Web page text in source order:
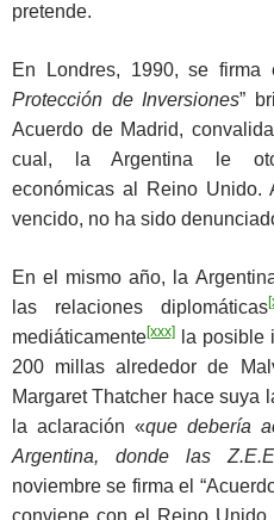
pretende.
En Londres, 1990, se firma
Protección de Inversiones”
Acuerdo de Madrid,
cual, la Argentina le
económicas al Reino Unido.
vencido, no ha sido
En el mismo año, la
las relaciones diplomáticas
mediáticamente[xxx]
la posible
200 millas alrededor de
Margaret Thatcher hace suya
la aclaración «que debería
Argentina, donde las
noviembre se firma el